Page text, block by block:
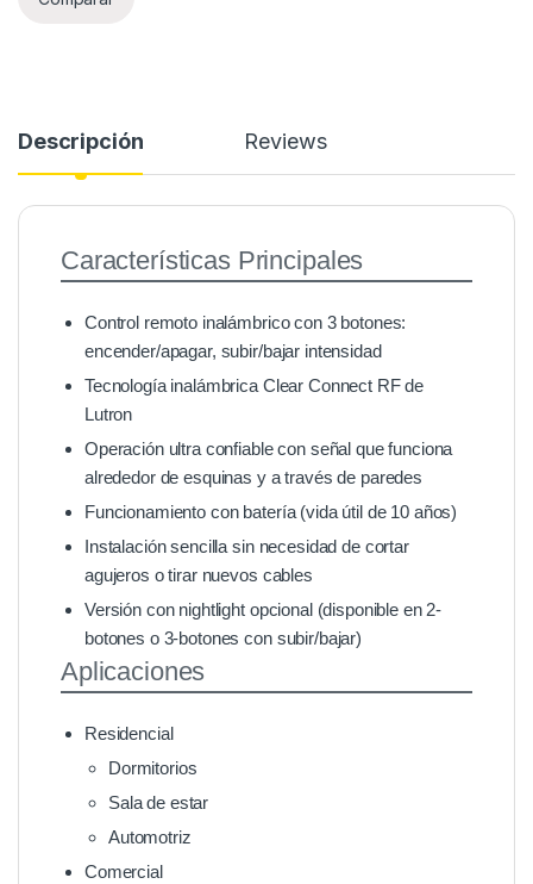
Descripción Reviews
Características Principales
Control remoto inalámbrico con 3 botones:
encender/apagar, subir/bajar intensidad
Tecnología inalámbrica Clear Connect RF de
Lutron
Operación ultra confiable con señal que funciona
alrededor de esquinas y a través de paredes
Funcionamiento con batería (vida útil de 10 años)
Instalación sencilla sin necesidad de cortar
agujeros o tirar nuevos cables
Versión con nightlight opcional (disponible en 2-
botones o 3-botones con subir/bajar)
Aplicaciones
Residencial
Dormitorios
Sala de estar
Automotriz
Comercial